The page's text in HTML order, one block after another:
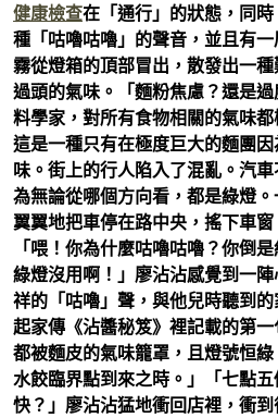
健康檢查在「通行」的狀態，同
種「咕嚕咕嚕」的聲音，並且有
霧從燈箱的頂部冒出，散發出一
過頭的氣味。「麵粉焦慮？還是
料學家，對所有食物相關的氣味都
這是一種只有在極度巨大的麵團
味。街上的行人陷入了混亂。汽
為無論從哪個方向看，都是綠燈
翼翼地把車停在路中央，搖下車窗
「喂！你為什麼咕嚕咕嚕？你倒
綠燈沒用啊！」廖沾沾感覺到一
祥的「咕嚕」聲，與他兒時聽到
起家傳《沾醬秘笈》裡記載的第
都被麵皮的氣味籠罩，且燈號恒
水餃臨界點到來之時。」「七點
快？」廖沾沾猛地衝回店裡，衝